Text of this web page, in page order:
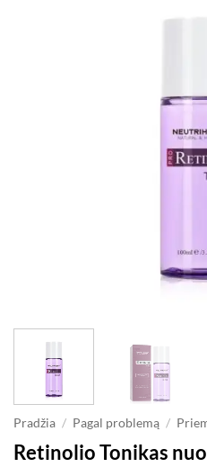
Pradžia / Pagal problemą /
Retinolio Tonikas